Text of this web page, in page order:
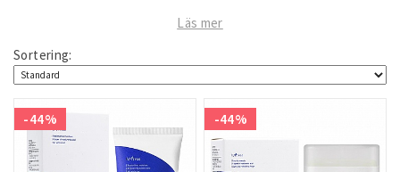
kompromissa med hudens välmående eller miljön.
inspireras Isntree av naturens kraft för att skapa produkter
som bevarar och förbättrar hudens naturliga skönhet.
ansiktsvårdsprodukter, inklusive rengöring, toner, serum och
krämer, som är skräddarsydda för olika hudtyper och behov.
Alla produkter är tillverkade med kärlek i Korea och är cruelty-
Läs mer
Sortering:
-44% -44%